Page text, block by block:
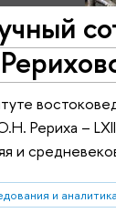
Рериха –
и
и аналитика